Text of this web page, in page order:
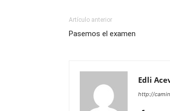
Artículo anterior
Pasemos el examen
Edli
http://